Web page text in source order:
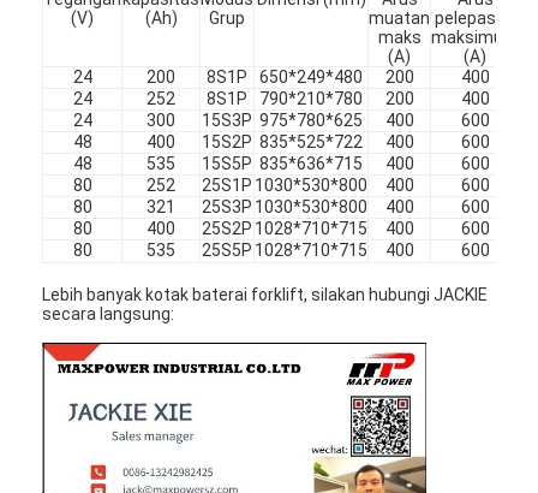
Ngobrol Sekarang
Baterai LiFePO4 Lithium
Lithium Polymer Battery
Baterai Penyianan Energi
Baterai isi ulang NIMH
Baterai Isi Ulang NiCd
(V)
(Ah)
Grup
muatan
maks
(A)
pelepasan
maksimum
(A)
24
200 8S1P 650*249*480 200
400
24
252 8S1P 790*210*780 200
400
24
300 15S3P 975*780*625 400
600
48
400 15S2P 835*525*722 400
600
48
535 15S5P 835*636*715 400
600
80
252 25S1P 1030*530*800 400
600
80
321 25S3P 1030*530*800 400
600
80
400 25S2P 1028*710*715 400
600
80
535 25S5P 1028*710*715 400 600
Lebih banyak kotak baterai forklift, silakan hubungi JACKIE
secara langsung: